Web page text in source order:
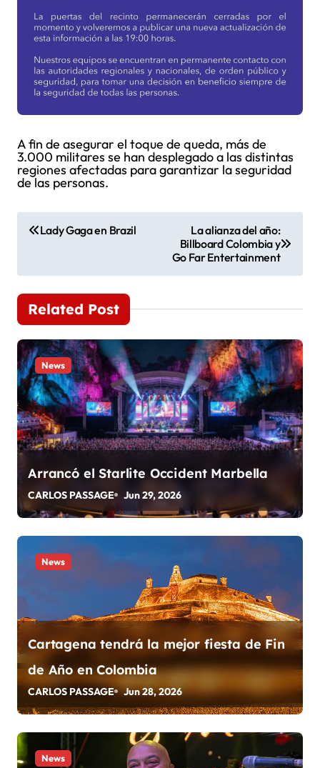
A fin de asegurar el toque de queda, más de
3.000 militares se han desplegado a las distintas
regiones afectadas para garantizar la seguridad
de las personas.
N
v
e
g
a
c
i
ó
n
d
e
n
t
r
a
d
a
Lady Gaga en Brazil
La alianza del año:
Billboard Colombia y
Go Far Entertainment
Related Post
News
Arrancó el Starlite Occident Marbella
CARLOS PASSAGE Jun 29, 2026
News
Cartagena tendrá la mejor fiesta de Fin
de Año en Colombia
CARLOS PASSAGE Jun 28, 2026
News